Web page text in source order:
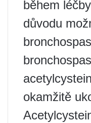
během
důvodu
okamžitě